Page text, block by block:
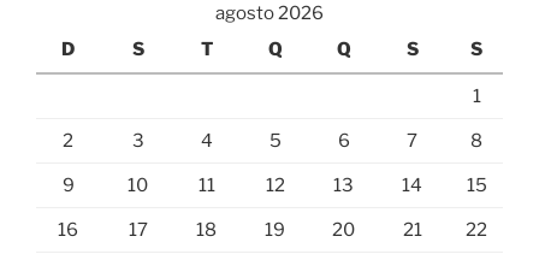
agosto 2026
D
S T Q Q S S
1
2 3 4 5 6 7 8
9 10 11 12 13 14 15
16 17 18 19 20 21 22